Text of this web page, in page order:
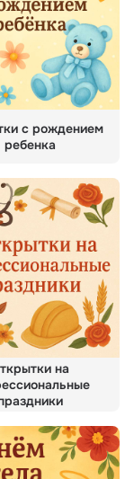
с рождением
ребенка
на